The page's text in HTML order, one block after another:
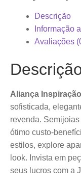
Descrição
Informação
Avaliações
Aliança
sofisticada,
revenda.
ótimo custo-
estilos, explore
look. Invista em
seus lucros com a